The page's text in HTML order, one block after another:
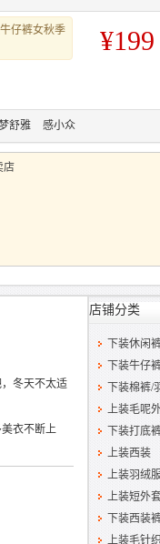
仔裤女秋季
¥199
舒雅 感小众
店
冬天不太适
衣不断上
店铺分类
下装休闲
下装牛仔
下装棉裤/
上装毛呢
下装打底
上装西装
上装羽绒
上装短外
下装西装
上装毛针